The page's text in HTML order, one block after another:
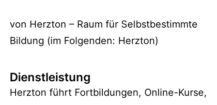
von Herzton – Raum für Selbstbestimmte
Bildung (im Folgenden: Herzton)
Dienstleistung
Herzton führt Fortbildungen, Online-Kurse,